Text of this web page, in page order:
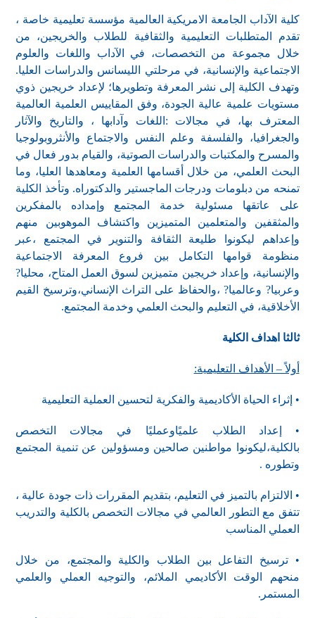
كلية الآداب الجامعة الامريكية العالمية مؤسسة تعليمية خاصة ،
تقدم المتطلبات التعليمية والثقافية للطلاب والخريجين، من
خلال مجموعة من التخصصات، في الآداب واللغات والعلوم
الاجتماعية والإنسانية، في مرحلتي الليسانس والدراسات العليا.
وتهدف الكلية إلى نشر المعرفة وتطويرها؛ لإعداد خريجين ذوي
مستويات علمية عالية الجودة، وفق المقاييس العلمية العالمية
المعترف بها، في مجالات :اللغات وآدابها ، والتاريخ والآثار
والجغرافيا، والفلسفة وعلم النفس والاجتماع والأنثروبولوجيا
والمسرح والمكتبات والدراسات الصوتية، والقيام بدور فعال في
البحث العلمي، من خلال أقسامها العلمية ومعاهدها العليا، وما
تمنحه من دبلومات ودرجات الماجستير والدكتوراه. وتأخذ الكلية
على عاتقها مسئولية خدمة المجتمع وإمداده بالمفكرين
والمثقفين والمتعلمين المتميزين واكتشاف الموهوبين منهم
وإعداهم ليكونوا طليعة الثقافة والتنوير في المجتمع ،عبر
منظومة قوامها التكامل بين فروع المعرفة الاجتماعية
والإنسانية، وإعداد خريجين متميزين لسوق العمل المتاح، محليا?
وعربيا? وعالميا? ،والحفاظ على التراث الإنساني،وترسيخ القيم
الأخلاقية، في التعليم والبحث العلمي وخدمة المجتمع.
ثالثا اهداف الكلية
أولاً – الأهداف التعليمية:
• إثراء الحياة الأكاديمية والفكرية لتحسين العملية التعليمية
• إعداد الطلاب علميًاوعمليًا في مجالات التخصص
بالكلية،ليكونوا مواطنين صالحين ومسؤولين عن تنمية المجتمع
وتطوره .
• الالتزام بالتميز في التعليم، بتقديم المقررات ذات جودة عالية ،
تتفق مع التطور العالمي في مجالات التخصص بالكلية والتدريب
العملي المناسب
• ترسيخ التفاعل بين الطلاب والكلية والمجتمع، من خلال
منحهم الوقت الأكاديمي الملائم، والتوجيه العملي والعلمي
المستمر.